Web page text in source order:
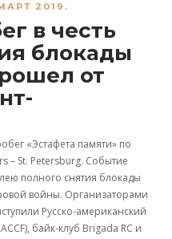
2019.
в честь
блокады
от
«Эстафета памяти» по
– St. Petersburg. Событие
полного снятия блокады
войны. Организаторами
Русско-американский
байк-клуб Brigada RC и